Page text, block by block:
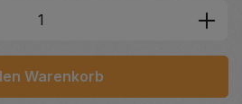
Gib den
Warenkorb